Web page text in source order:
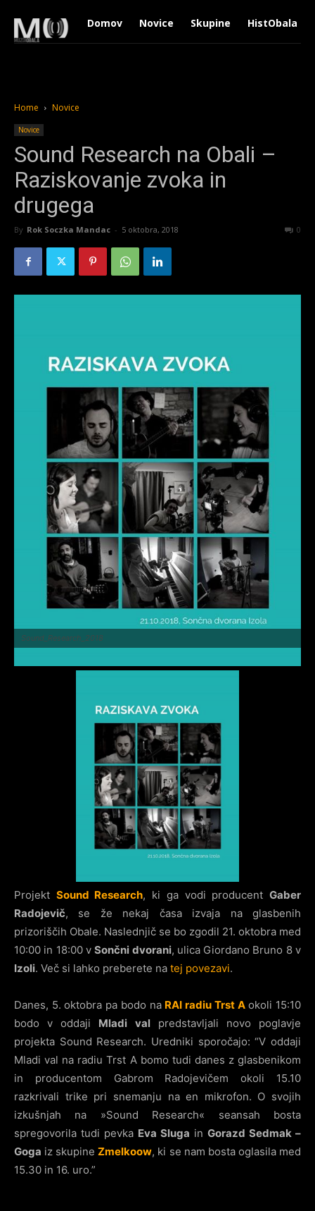
Domov Novice Skupine HistObala
Home Novice
Novice
Sound Research na Obali –
Raziskovanje zvoka in
drugega
By Rok Soczka Mandac - 5 oktobra, 2018 0
Sound_Research_2018
Projekt Sound Research, ki ga vodi producentGaber
Radojevič, se že nekaj časa izvaja na glasbenih
prizoriščih Obale. Naslednjič se bo zgodil 21. oktobra med
10:00 in 18:00 vSončni dvorani, ulica Giordano Bruno 8 v
Izoli. Več si lahko preberete na tej povezavi.
Danes, 5. oktobra pa bodo na RAI radiu Trst Aokoli 15:10
bodo v oddaji Mladi valpredstavljali novo poglavje
projekta Sound Research. Uredniki sporočajo: “V oddaji
Mladi val na radiu Trst A bomo tudi danes z glasbenikom
in producentom Gabrom Radojevičem okoli 15.10
razkrivali trike pri snemanju na en mikrofon. O svojih
izkušnjah na »Sound Research« seansah bosta
spregovorila tudi pevka Eva Sluga in Gorazd Sedmak –
Goga iz skupineZmelkoow, ki se nam bosta oglasila med
15.30 in 16. uro.”